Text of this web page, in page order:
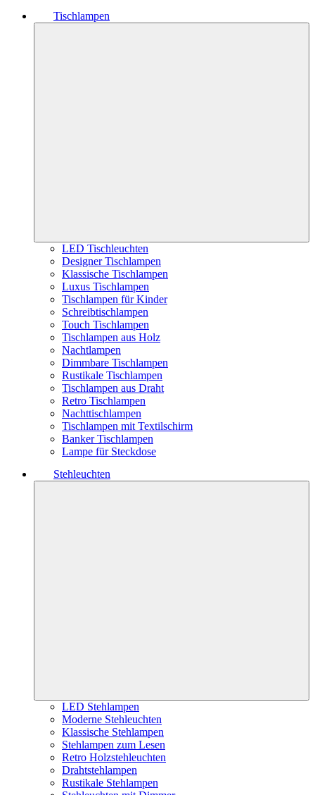
Tischlampen
LED Tischleuchten
Designer Tischlampen
Klassische Tischlampen
Luxus Tischlampen
Tischlampen für Kinder
Schreibtischlampen
Touch Tischlampen
Tischlampen aus Holz
Nachtlampen
Dimmbare Tischlampen
Rustikale Tischlampen
Tischlampen aus Draht
Retro Tischlampen
Nachttischlampen
Tischlampen mit Textilschirm
Banker Tischlampen
Lampe für Steckdose
Stehleuchten
LED Stehlampen
Moderne Stehleuchten
Klassische Stehlampen
Stehlampen zum Lesen
Retro Holzstehleuchten
Drahtstehlampen
Rustikale Stehlampen